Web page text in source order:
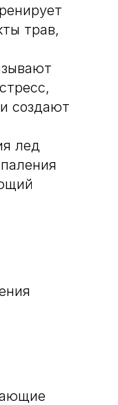
трав,
создают
лед